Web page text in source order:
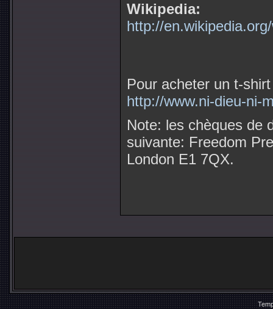
Wikipedia:
http://
Pour acheter un t-
http://www.ni-dieu-ni-
Note: les chèques de
suivante: Freedom
London E1 7QX.